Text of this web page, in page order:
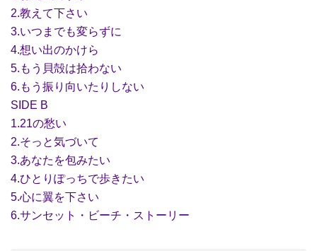
2.教えて下さい
3.いつまでも変らずに
4.想い出のかけら
5.もう貝殻は拾わない
6.もう振り向いたりしない
SIDE B
1.21の愁い
2.そっと気づいて
3.あなたを包みたい
4.ひとりぽっちで歩きたい
5.心に翼を下さい
6.サンセット・ビーチ・ストーリー